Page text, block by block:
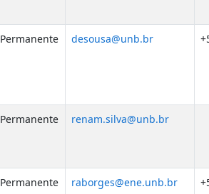
Permanente desousa@unb.br
Permanente renam.silva@unb.br
Permanente raborges@ene.unb.br